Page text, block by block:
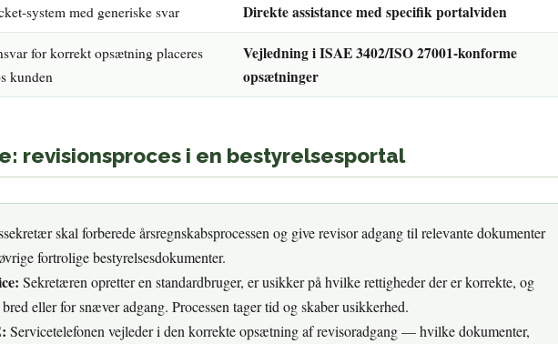
system med generiske svar Direkte assistance med specifik portalviden
for korrekt opsætning placeres
kunden
Vejledning i ISAE 3402/ISO 27001-konforme
opsætninger
revisionsproces i en bestyrelsesportal
skal forberede årsregnskabsprocessen og give revisor adgang til relevante dokumenter
fortrolige bestyrelsesdokumenter.
Sekretæren opretter en standardbruger, er usikker på hvilke rettigheder der er korrekte, og
eller for snæver adgang. Processen tager tid og skaber usikkerhed.
Servicetelefonen vejleder i den korrekte opsætning af revisoradgang — hvilke dokumenter,